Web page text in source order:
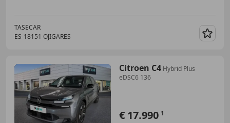
TASECAR
ES-18151 OJIGARES
Citroen C4 Hybrid Plus
eDSC6 136
€ 17.990 1